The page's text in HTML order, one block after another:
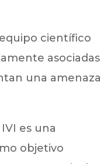
científico
asociadas
una amenaza
es una
objetivo